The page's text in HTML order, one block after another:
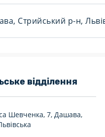
тиждень
після 19:00
відділення
Шевченка, 7, Дашава,